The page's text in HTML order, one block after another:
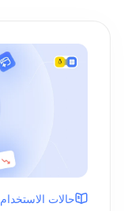
حالات الاستخدام